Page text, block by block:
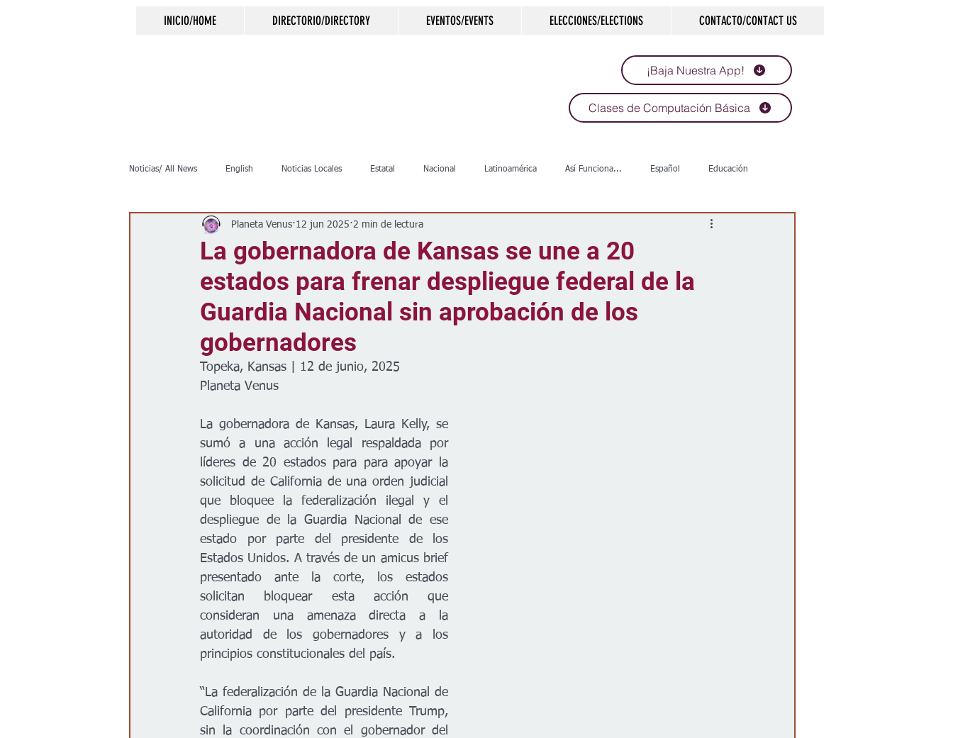
INICIO/HOME DIRECTORIO/DIRECTORY EVENTOS/EVENTS ELECCIONES/ELECTIONS CONTACTO/CONTACT US
¡Baja Nuestra App!
Clases de Computación Básica
Noticias/ All News English Noticias Locales Estatal Nacional Latinoamérica Así Funciona... Español Educación
Inmigración Crimen Negocios Salud Arte & Cultura
Clima Vivienda Escuelas Calles Desamparados Carreteras Comunidad Historias que inspiran
Espectáculos
La gobernadora de Kansas se une a 20
estados para frenar despliegue federal de la
Guardia Nacional sin aprobación de los
gobernadores
Planeta Venus 12 jun 2025 2 min de lectura
Topeka, Kansas | 12 de junio, 2025
Planeta Venus
La gobernadora de Kansas, Laura Kelly, se
sumó a una acción legal respaldada por
líderes de 20 estados para para apoyar la
solicitud de California de una orden judicial
que bloquee la federalización ilegal y el
despliegue de la Guardia Nacional de ese
estado por parte del presidente de los
Estados Unidos. A través de un amicus brief
presentado ante la corte, los estados
solicitan bloquear esta acción que
consideran una amenaza directa a la
autoridad de los gobernadores y a los
principios constitucionales del país.
“La federalización de la Guardia Nacional de
California por parte del presidente Trump,
sin la coordinación con el gobernador del